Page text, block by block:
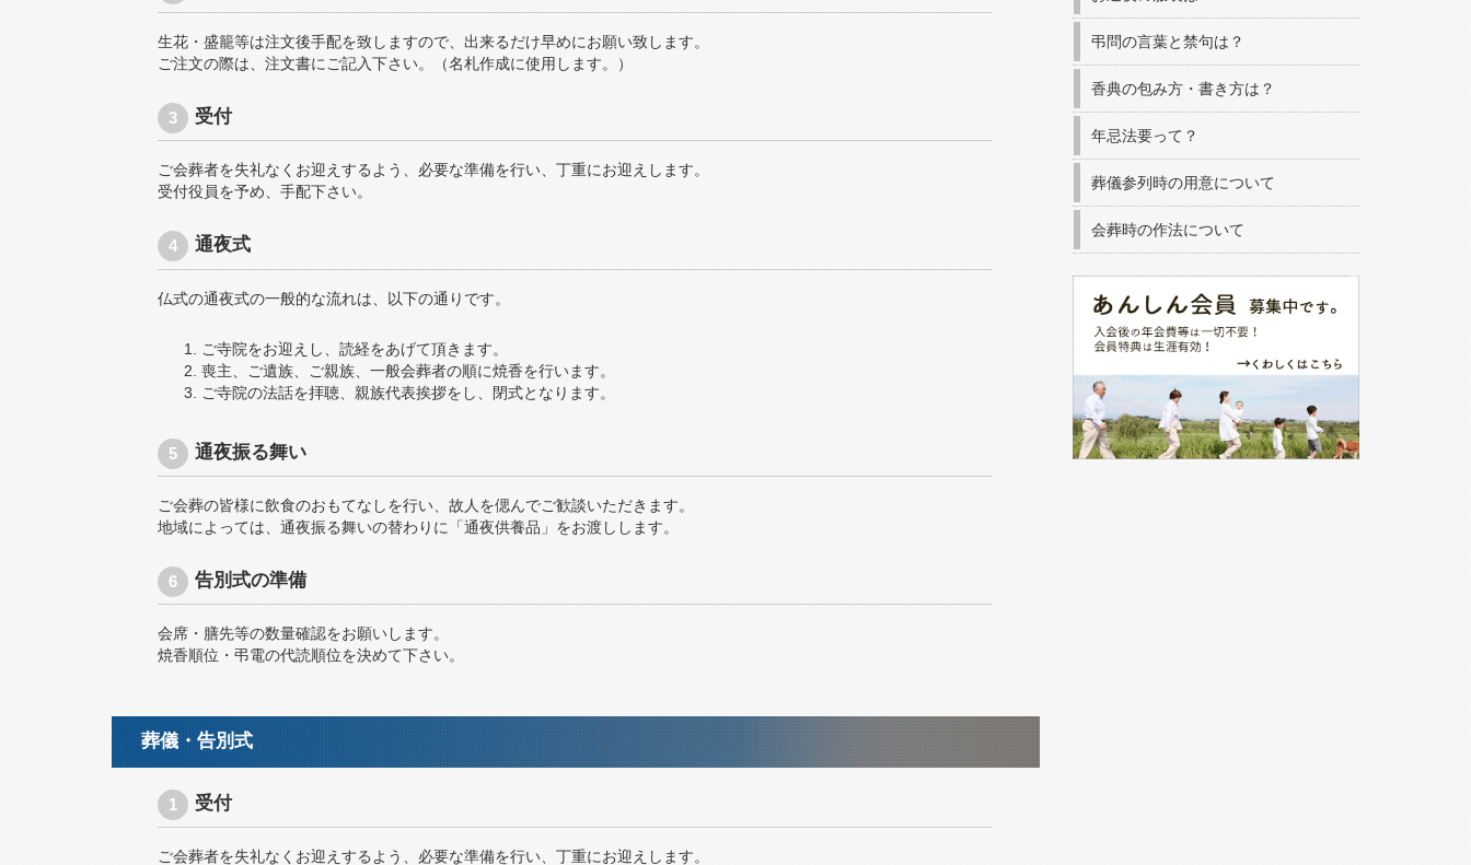
生花・盛籠等は注文後手配を致しますので、出来るだけ早めにお願い致します。
ご注文の際は、注文書にご記入下さい。（名札作成に使用します。）
受付
ご会葬者を失礼なくお迎えするよう、必要な準備を行い、丁重にお迎えします。
受付役員を予め、手配下さい。
通夜式
仏式の通夜式の一般的な流れは、以下の通りです。
ご寺院をお迎えし、読経をあげて頂きます。
喪主、ご遺族、ご親族、一般会葬者の順に焼香を行います。
ご寺院の法話を拝聴、親族代表挨拶をし、閉式となります。
通夜振る舞い
ご会葬の皆様に飲食のおもてなしを行い、故人を偲んでご歓談いただきます。
地域によっては、通夜振る舞いの替わりに「通夜供養品」をお渡しします。
告別式の準備
会席・膳先等の数量確認をお願いします。
焼香順位・弔電の代読順位を決めて下さい。
葬儀・告別式
受付
ご会葬者を失礼なくお迎えするよう、必要な準備を行い、丁重にお迎えします。
弔問の言葉と禁句は？
香典の包み方・書き方は？
年忌法要って？
葬儀参列時の用意について
会葬時の作法について